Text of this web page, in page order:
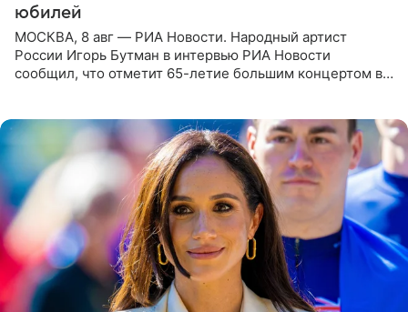
юбилей
МОСКВА, 8 авг — РИА Новости. Народный артист
России Игорь Бутман в интервью РИА Новости
сообщил, что отметит 65-летие большим концертом в